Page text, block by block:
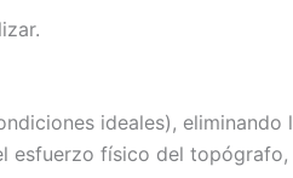
ideales), eliminando
esfuerzo físico del